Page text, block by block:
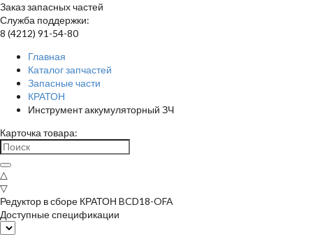
Заказ запасных частей
Служба поддержки:
8 (4212) 91-54-80
Главная
Каталог запчастей
Запасные части
КРАТОН
Инструмент аккумуляторный ЗЧ
Карточка товара:
△
▽
Редуктор в сборе КРАТОН BCD18-OFA
Доступные спецификации